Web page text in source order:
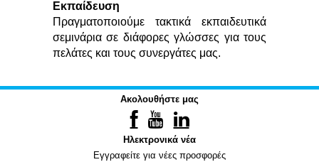
Εκπαίδευση
Πραγματοποιούμε τακτικά εκπαιδευτικά
σεμινάρια σε διάφορες γλώσσες για τους
πελάτες και τους συνεργάτες μας.
Ακολουθήστε μας
Ηλεκτρονικά νέα
Εγγραφείτε για νέες προσφορές